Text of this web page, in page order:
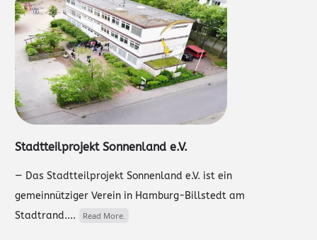
Stadtteilprojekt Sonnenland e.V.
— Das Stadtteilprojekt Sonnenland e.V. ist ein
gemeinnütziger Verein in Hamburg-Billstedt am
Stadtrand....
Read More.